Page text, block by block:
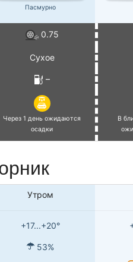
Пасмурно
0.75
Сухое
–
Через 1 день ожидаются
осадки
В
Утром
+17...+20°
53%